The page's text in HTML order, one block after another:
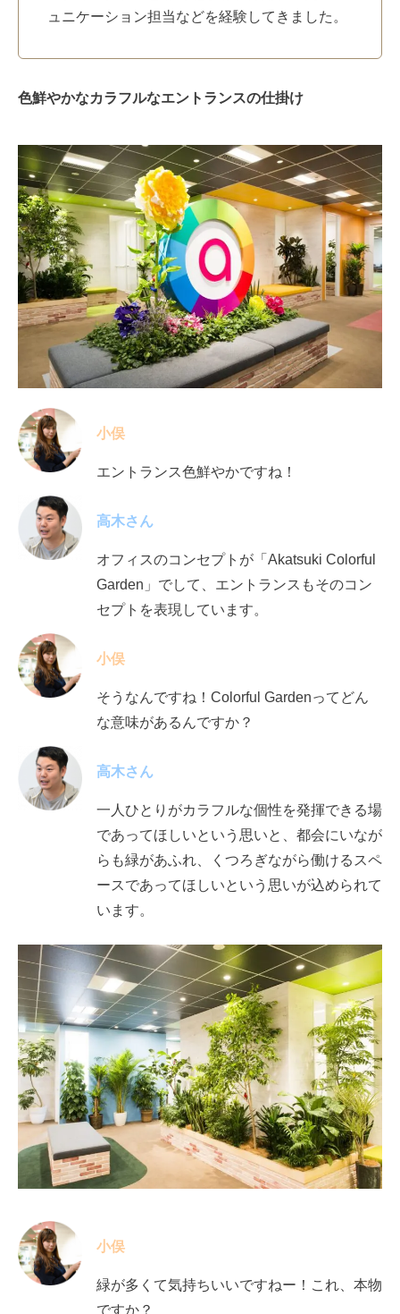
ュニケーション担当などを経験してきました。
色鮮やかなカラフルなエントランスの仕掛け
小俣
エントランス色鮮やかですね！
高木さん
オフィスのコンセプトが「 Akatsuki Colorful
Garden 」でして、エントランスもそのコン
セプトを表現しています。
小俣
そうなんですね！Colorful Gardenってどん
な意味があるんですか？
高木さん
一人ひとりがカラフルな個性を発揮できる場
であってほしいという思いと、都会にいなが
らも緑があふれ、くつろぎながら働けるスペ
ースであってほしいという思いが込められて
います。
小俣
緑が多くて気持ちいいですねー！これ、本物
ですか？